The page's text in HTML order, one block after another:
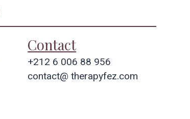
Contact
+212 6 006 88 956
contact@ therapyfez.com